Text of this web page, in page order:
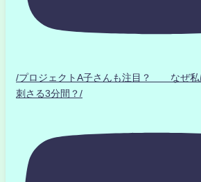
/プロジェクトA子さんも注目？ なぜ私
刺さる3分間？/